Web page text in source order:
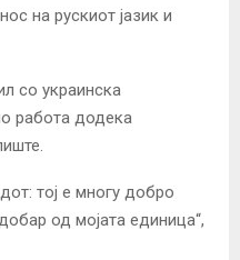
на рускиот јазик и
со украинска
работа додека
тој е многу добро
од мојата единица“,